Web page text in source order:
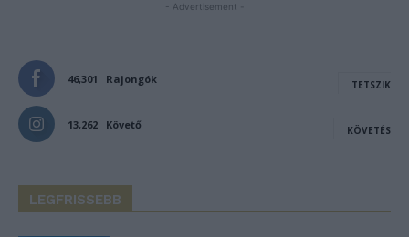
- Advertisement -
46,301 Rajongók TETSZIK
13,262 Követő KÖVETÉS
LEGFRISSEBB